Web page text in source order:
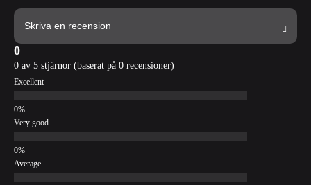
Skriva en recension
0
0 av 5 stjärnor (baserat på 0 recensioner)
Excellent
Very good
Average